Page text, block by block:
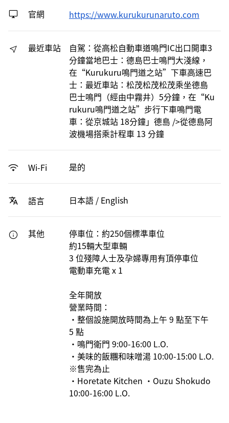
官網 https://www.kurukurunaruto.com
最近車站
自駕：從高松自動車道鳴門IC出口開車3
分鐘當地巴士：德島巴士鳴門大淺線，
在“Kurukuru鳴門道之站”下車高速巴
士：最近車站：松茂松茂松茂乘坐德島
巴士鳴門（經由中霧井）5分鐘，在“Ku
rukuru鳴門道之站”步行下車鳴門電
車：從京城站 18分鐘」德島 />從德島阿
波機場搭乘計程車 13 分鐘
Wi-Fi 是的
語言 日本語 / English
其他
停車位：約250個標準車位
約15輛大型車輛
3 位殘障人士及孕婦專用有頂停車位
電動車充電 x 1
全年開放
營業時間：
・整個設施開放時間為上午 9 點至下午
5 點
・鳴門衛門 9:00-16:00 L.O.
・美味的飯糰和味噌湯 10:00-15:00 L.O.
※售完為止
・Horetate Kitchen ・Ouzu Shokudo
10:00-16:00 L.O.